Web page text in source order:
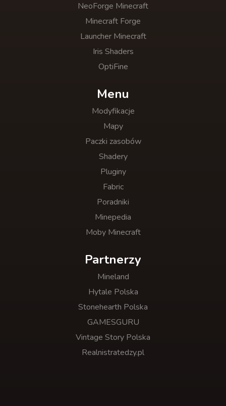
NeoForge Minecraft
Minecraft Forge
Launcher Minecraft
Iris Shaders
OptiFine
Menu
Modyfikacje
Mapy
Paczki zasobów
Shadery
Pluginy
Fabric
Poradniki
Minepedia
Moby Minecraft
Partnerzy
Mineland
Hytale Polska
Stonehearth Polska
GAMESGURU
Vintage Story Polska
Realnistratedzy.pl